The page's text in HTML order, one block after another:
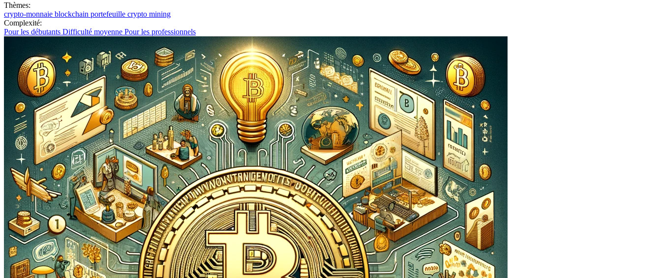
Thèmes:
crypto-monnaie blockchain portefeuille crypto mining
Complexité:
Pour les débutants Difficulté moyenne Pour les professionnels